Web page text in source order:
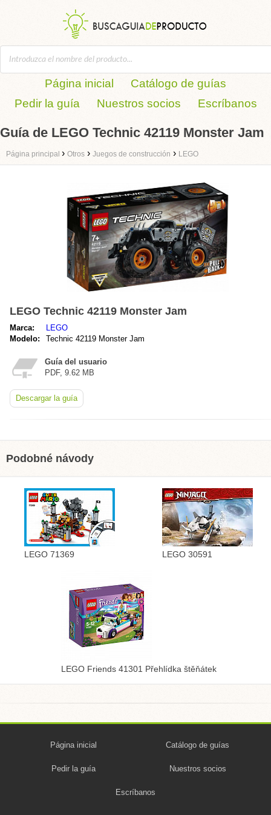
Página inicial
Catálogo de guías
Pedir la guía
Nuestros socios Escríbanos
Guía de LEGO Technic 42119 Monster Jam
Página principal › Otros › Juegos de construcción › LEGO
LEGO Technic 42119 Monster Jam
Marca:
LEGO
Modelo:
Technic 42119 Monster Jam
Guía del usuario
PDF, 9.62 MB
Descargar la guía
Podobné návody
LEGO 71369 LEGO 30591
LEGO Friends 41301 Přehlídka štěňátek
Página inicial Catálogo de guías
Pedir la guía Nuestros socios
Escríbanos